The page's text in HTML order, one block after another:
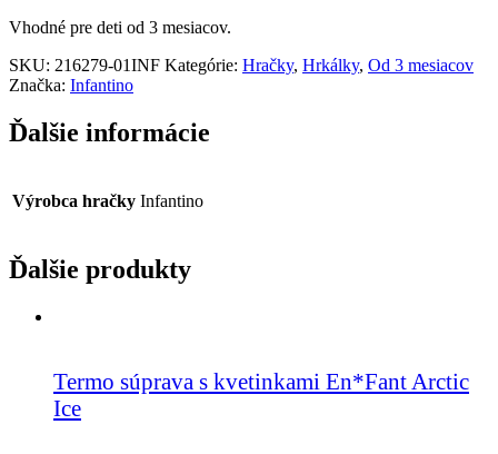
Vhodné pre deti od 3 mesiacov.
SKU: 216279-01INF Kategórie: Hračky, Hrkálky, Od 3 mesiacov
Značka: Infantino
Ďalšie informácie
Výrobca hračky Infantino
Ďalšie produkty
Termo súprava s kvetinkami En*Fant Arctic
Ice